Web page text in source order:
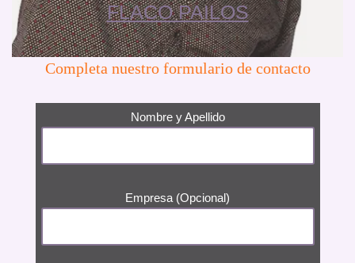
FLACO PAILOS
Completa nuestro formulario de contacto
Nombre y Apellido
Empresa (Opcional)